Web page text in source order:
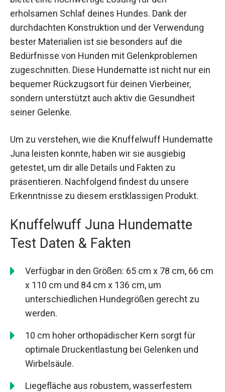
erholsamen Schlaf deines Hundes. Dank der
durchdachten Konstruktion und der Verwendung
bester Materialien ist sie besonders auf die
Bedürfnisse von Hunden mit Gelenkproblemen
zugeschnitten. Diese Hundematte ist nicht nur ein
bequemer Rückzugsort für deinen Vierbeiner,
sondern unterstützt auch aktiv die Gesundheit
seiner Gelenke.
Um zu verstehen, wie die Knuffelwuff Hundematte
Juna leisten konnte, haben wir sie ausgiebig
getestet, um dir alle Details und Fakten zu
präsentieren. Nachfolgend findest du unsere
Erkenntnisse zu diesem erstklassigen Produkt.
Knuffelwuff Juna Hundematte
Test Daten & Fakten
Verfügbar in den Größen: 65 cm x 78 cm, 66 cm
x 110 cm und 84 cm x 136 cm, um
unterschiedlichen Hundegrößen gerecht zu
werden.
10 cm hoher orthopädischer Kern sorgt für
optimale Druckentlastung bei Gelenken und
Wirbelsäule.
Liegefläche aus robustem, wasserfestem